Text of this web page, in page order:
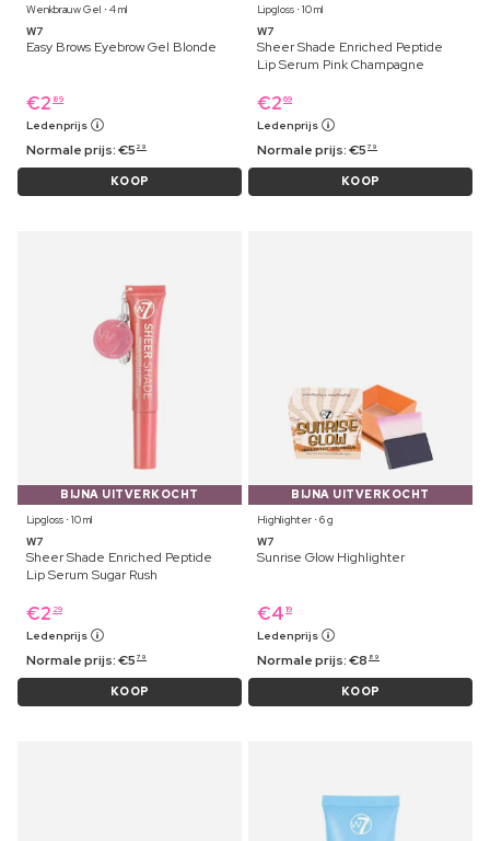
Wenkbrauw Gel ⋅ 4 ml
W7
Easy Brows Eyebrow Gel Blonde
€2 89
Ledenprijs
Normale prijs:€5 29
KOOP
Lipgloss ⋅ 10 ml
W7
Sheer Shade Enriched Peptide
Lip Serum Pink Champagne
€2 69
Ledenprijs
Normale prijs:€5 79
KOOP
BIJNA UITVERKOCHT
Lipgloss ⋅ 10 ml
W7
Sheer Shade Enriched Peptide
Lip Serum Sugar Rush
€2 29
Ledenprijs
Normale prijs:€5 79
KOOP
BIJNA UITVERKOCHT
Highlighter ⋅ 6 g
W7
Sunrise Glow Highlighter
€4 19
Ledenprijs
Normale prijs:€8 89
KOOP